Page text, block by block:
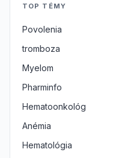
TOP TÉMY
Povolenia
tromboza
Myelom
Pharminfo
Hematoonkológ
Anémia
Hematológia